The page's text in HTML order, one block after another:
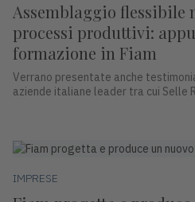
Assemblaggio flessibile
processi produttivi:
formazione in Fiam
Verrano presentate anche
aziende italiane leader tra cui Selle
IMPRESE